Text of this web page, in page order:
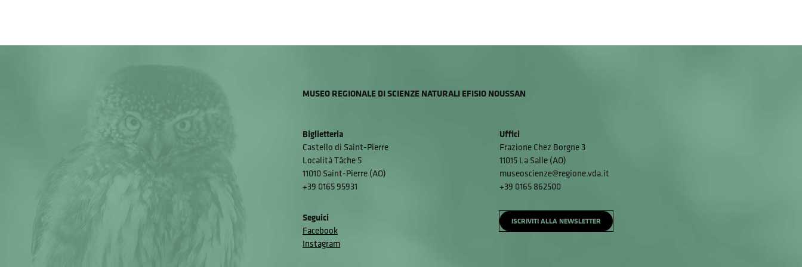
MUSEO REGIONALE DI SCIENZE NATURALI EFISIO NOUSSAN
Biglietteria
Castello di Saint-Pierre
Località Tâche 5
11010 Saint-Pierre (AO)
+39 0165 95931
Uffici
Frazione Chez Borgne 3
11015 La Salle (AO)
museoscienze@regione.vda.it
+39 0165 862500
Seguici
Facebook
Instagram
ISCRIVITI ALLA NEWSLETTER